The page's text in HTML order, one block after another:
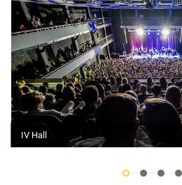
IV Hall